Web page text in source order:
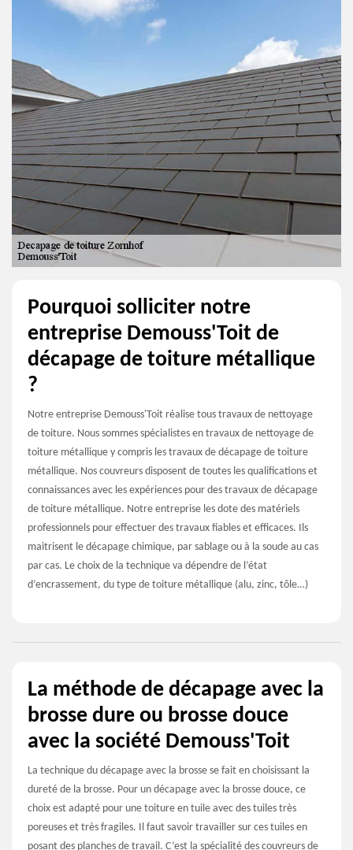
Pourquoi solliciter notre
entreprise Demouss'Toit de
décapage de toiture métallique
?
Notre entreprise Demouss'Toit réalise tous travaux de nettoyage
de toiture. Nous sommes spécialistes en travaux de nettoyage de
toiture métallique y compris les travaux de décapage de toiture
métallique. Nos couvreurs disposent de toutes les qualifications et
connaissances avec les expériences pour des travaux de décapage
de toiture métallique. Notre entreprise les dote des matériels
professionnels pour effectuer des travaux fiables et efficaces. Ils
maitrisent le décapage chimique, par sablage ou à la soude au cas
par cas. Le choix de la technique va dépendre de l’état
d’encrassement, du type de toiture métallique (alu, zinc, tôle…)
La méthode de décapage avec la
brosse dure ou brosse douce
avec la société Demouss'Toit
La technique du décapage avec la brosse se fait en choisissant la
dureté de la brosse. Pour un décapage avec la brosse douce, ce
choix est adapté pour une toiture en tuile avec des tuiles très
poreuses et très fragiles. Il faut savoir travailler sur ces tuiles en
posant des planches de travail. C’est la spécialité des couvreurs de